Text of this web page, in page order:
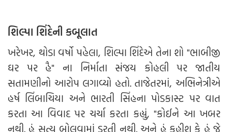
શિલ્પા શિંદેની કબૂલાત
ખરેખર, થોડા વર્ષો પહેલા, શિલ્પા શિંદેએ તેના શો "ભાબીજી
ઘર પર હૈ" ના નિર્માતા સંજય કોહલી પર જાતીય
સતામણીનો આરોપ લગાવ્યો હતો. તાજેતરમાં, અભિનેત્રીએ
હર્ષ લિંબાચિયા અને ભારતી સિંહના પોડકાસ્ટ પર વાત
કરતા આ વિવાદ પર ચર્ચા કરતા કહ્યું, "કોઈને આ ખબર
નથી. હું સત્ય બોલવામાં ડરતી નથી. અને હું કહીશ કે હું જે